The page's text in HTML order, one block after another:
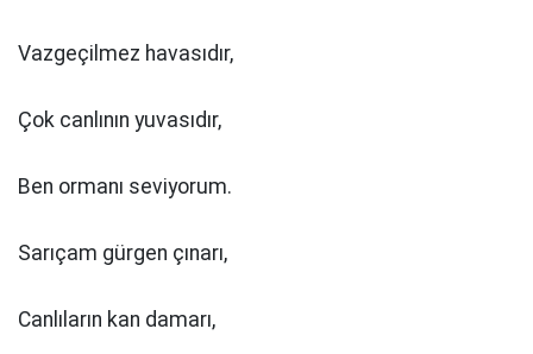
Vazgeçilmez havasıdır,
Çok canlının yuvasıdır,
Ben ormanı seviyorum.
Sarıçam gürgen çınarı,
Canlıların kan damarı,